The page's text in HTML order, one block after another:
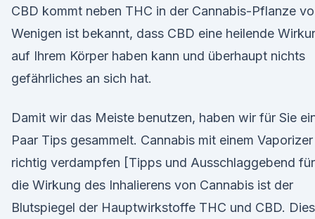
CBD kommt neben THC in der Cannabis-Pflanze
Wenigen ist bekannt, dass CBD eine heilende
auf Ihrem Körper haben kann und überhaupt nichts
gefährliches an sich hat.
Damit wir das Meiste benutzen, haben wir für Sie
Paar Tips gesammelt. Cannabis mit einem Vaporizer
richtig verdampfen [Tipps und Ausschlaggebend für
die Wirkung des Inhalierens von Cannabis ist der
Blutspiegel der Hauptwirkstoffe THC und CBD.